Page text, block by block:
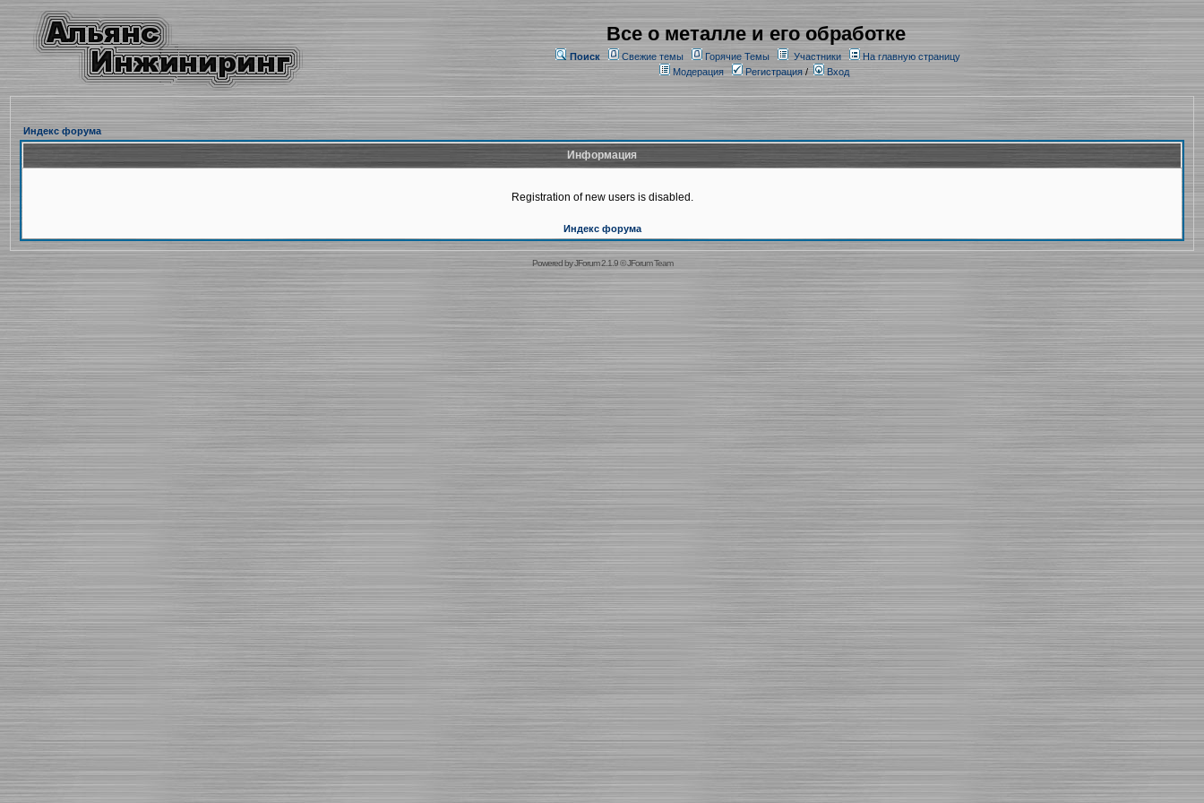
Все о металле и его обработке
Поиск Свежие темы Горячие Темы Участники
На главную страницу
Модерация
Регистрация/ Вход
Индекс форума
Информация
Registration of new users is disabled.
Индекс форума
Powered byJForum 2.1.9©JForum Team